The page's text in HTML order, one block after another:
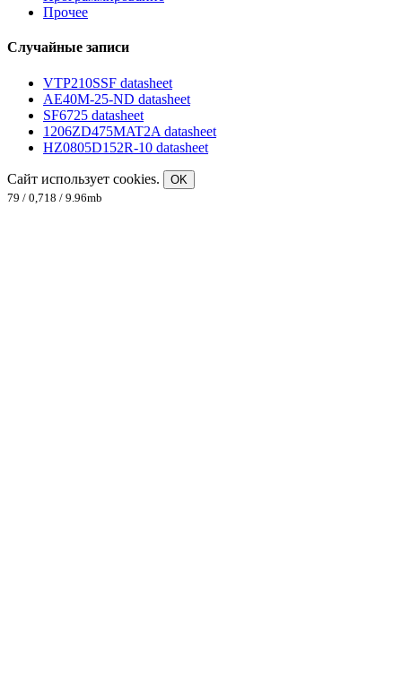
Прочее
Случайные записи
VTP210SSF datasheet
AE40M-25-ND datasheet
SF6725 datasheet
1206ZD475MAT2A datasheet
HZ0805D152R-10 datasheet
Сайт использует cookies.
OK
79 / 0,718 / 9.96mb